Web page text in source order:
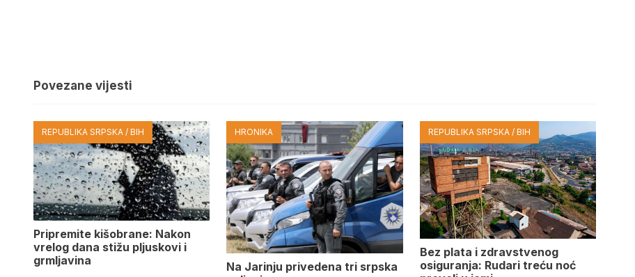
Povezane vijesti
REPUBLIKA SRPSKA / BIH
Pripremite kišobrane: Nakon
vrelog dana stižu pljuskovi i
grmljavina
HRONIKA
Na Јarinju privedena tri srpska
REPUBLIKA SRPSKA / BIH
Bez plata i zdravstvenog
osiguranja: Rudari treću noć